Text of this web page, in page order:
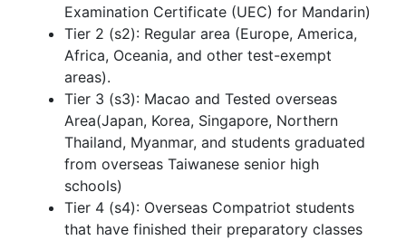
Examination Certificate (UEC) for Mandarin)
Tier 2 (s2): Regular area (Europe, America,
Africa, Oceania, and other test-exempt
areas).
Tier 3 (s3): Macao and Tested overseas
Area(Japan, Korea, Singapore, Northern
Thailand, Myanmar, and students graduated
from overseas Taiwanese senior high
schools)
Tier 4 (s4): Overseas Compatriot students
that have finished their preparatory classes